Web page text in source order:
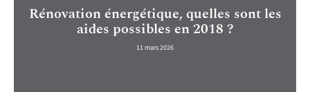
Rénovation énergétique, quelles sont les
aides possibles en 2018 ?
11 mars 2026